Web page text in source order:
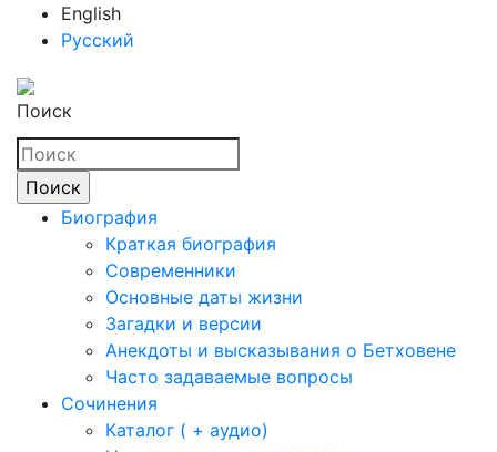
English
Русский
Поиск
Биография
Краткая биография
Современники
Основные даты жизни
Загадки и версии
Анекдоты и высказывания о Бетховене
Часто задаваемые вопросы
Сочинения
Каталог ( + аудио)